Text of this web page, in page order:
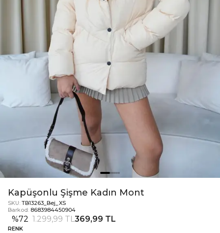
Kapüşonlu Şişme Kadın Mont
SKU: TB13263_Bej_XS
Barkod: 8683984450904
%72 1.299,99 TL369,99 TL
RENK